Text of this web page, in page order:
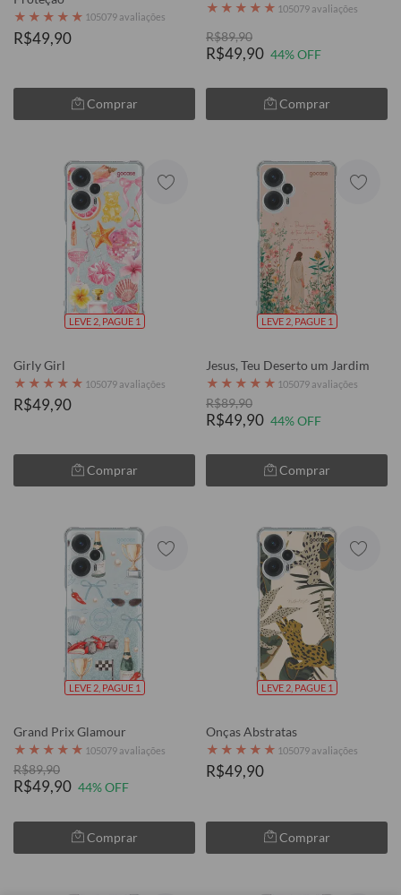
★ ★ ★ ★ ★ 105079 avaliações
R$49,90
Comprar
★ ★ ★ ★ ★ 105079 avaliações
R$89,90
R$49,90 44% OFF
Comprar
LEVE 2, PAGUE 1
Girly Girl
★ ★ ★ ★ ★ 105079 avaliações
R$49,90
Comprar
LEVE 2, PAGUE 1
Jesus, Teu Deserto um Jardim
★ ★ ★ ★ ★ 105079 avaliações
R$89,90
R$49,90 44% OFF
Comprar
LEVE 2, PAGUE 1
Grand Prix Glamour
★ ★ ★ ★ ★ 105079 avaliações
R$89,90
R$49,90 44% OFF
Comprar
LEVE 2, PAGUE 1
Onças Abstratas
★ ★ ★ ★ ★ 105079 avaliações
R$49,90
Comprar